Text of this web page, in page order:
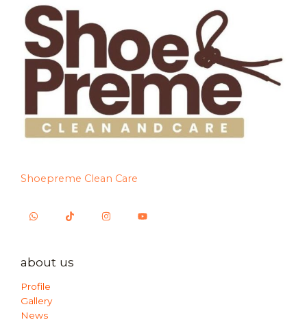
Shoepreme Clean Care
about us
Profile
Gallery
News